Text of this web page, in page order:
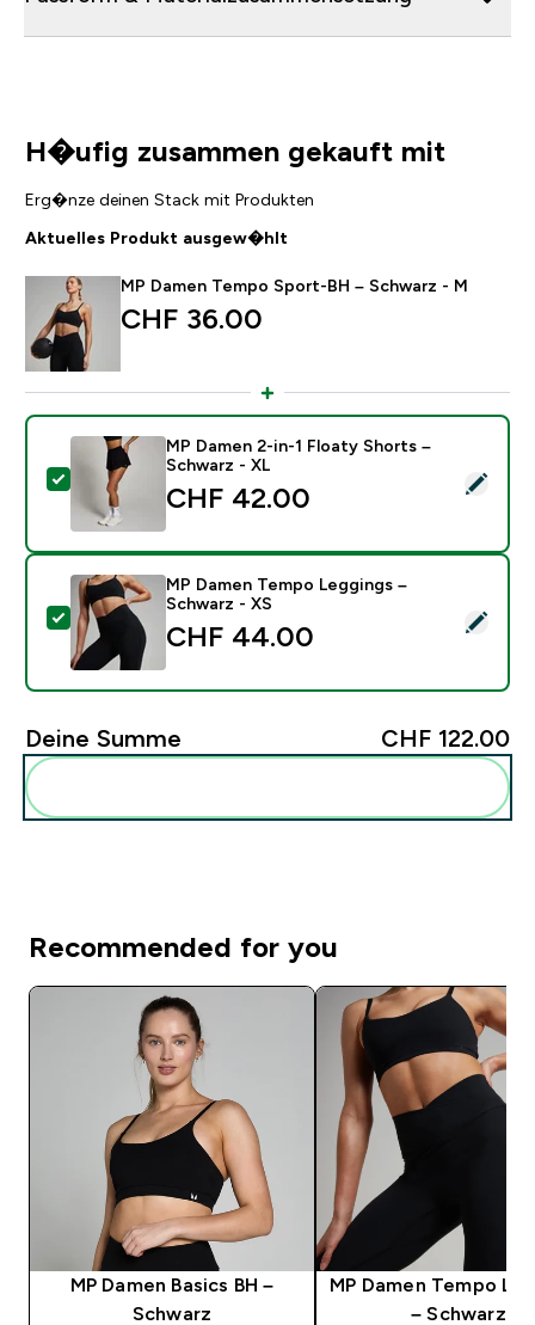
H�ufig zusammen gekauft mit
Erg�nze deinen Stack mit Produkten
Aktuelles Produkt ausgew�hlt
MP Damen Tempo Sport-BH – Schwarz - M
CHF 36.00‎
Dieses Produkt ausw�hlen - MP Damen 2-in-1
MP Damen 2-in-1 Floaty Shorts –
Schwarz - XL
CHF 42.00‎
Dieses Produkt ausw�hlen - MP Damen Tempo
MP Damen Tempo Leggings –
Schwarz - XS
CHF 44.00‎
Deine Summe CHF 122.00‎
Recommended for you
MP Damen Basics BH –
Schwarz
MP Damen Tempo
– Schwarz